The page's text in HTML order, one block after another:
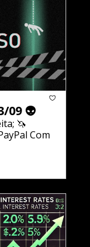
09 👽
🦄
Com